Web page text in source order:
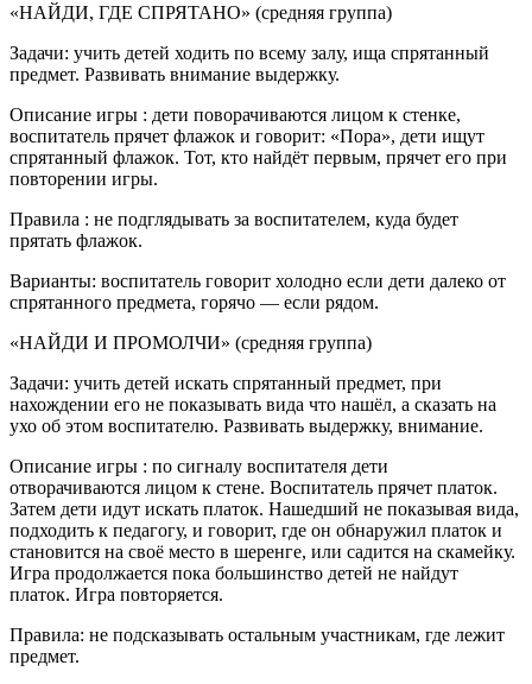
«НАЙДИ, ГДЕ СПРЯТАНО» (средняя группа)
Задачи: учить детей ходить по всему залу, ища спрятанный
предмет. Развивать внимание выдержку.
Описание игры : дети поворачиваются лицом к стенке,
воспитатель прячет флажок и говорит: «Пора», дети ищут
спрятанный флажок. Тот, кто найдёт первым, прячет его при
повторении игры.
Правила : не подглядывать за воспитателем, куда будет
прятать флажок.
Варианты: воспитатель говорит холодно если дети далеко от
спрятанного предмета, горячо — если рядом.
«НАЙДИ И ПРОМОЛЧИ» (средняя группа)
Задачи: учить детей искать спрятанный предмет, при
нахождении его не показывать вида что нашёл, а сказать на
ухо об этом воспитателю. Развивать выдержку, внимание.
Описание игры : по сигналу воспитателя дети
отворачиваются лицом к стене. Воспитатель прячет платок.
Затем дети идут искать платок. Нашедший не показывая вида,
подходить к педагогу, и говорит, где он обнаружил платок и
становится на своё место в шеренге, или садится на скамейку.
Игра продолжается пока большинство детей не найдут
платок. Игра повторяется.
Правила: не подсказывать остальным участникам, где лежит
предмет.